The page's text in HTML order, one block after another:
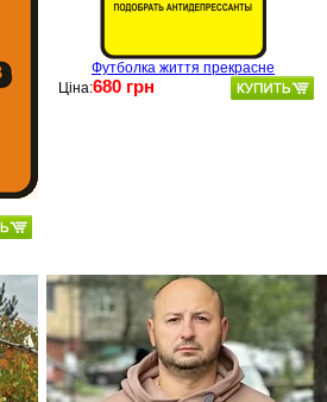
Футболка життя прекрасне
Ціна:680 грн